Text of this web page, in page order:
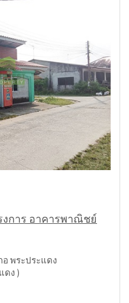
การ อาคารพาณิชย์
อ พระประแดง
ดง )